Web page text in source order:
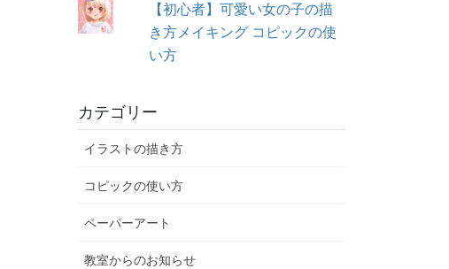
【初心者】可愛い女の子の描
き方メイキング コピックの使
い方
カテゴリー
イラストの描き方
コピックの使い方
ペーパーアート
教室からのお知らせ